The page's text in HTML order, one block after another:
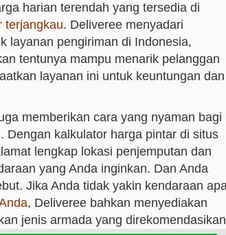
harian terendah yang tersedia di
terjangkau. Deliveree menyadari
layanan pengiriman di Indonesia,
tentunya mampu menarik pelanggan
layanan ini untuk keuntungan dan
memberikan cara yang nyaman bagi
Dengan kalkulator harga pintar di situs
lengkap lokasi penjemputan dan
yang Anda inginkan. Dan Anda
Jika Anda tidak yakin kendaraan
, Deliveree bahkan menyediakan
jenis armada yang